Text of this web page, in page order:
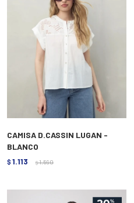
CAMISA D.CASSIN LUGAN -
BLANCO
$ 1.113 $ 1.590